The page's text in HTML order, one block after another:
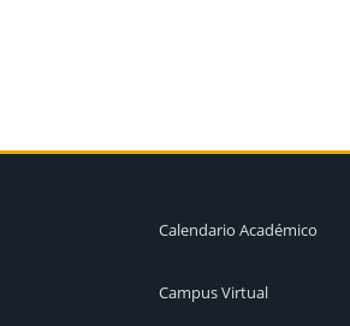
Calendario Académico
Campus Virtual